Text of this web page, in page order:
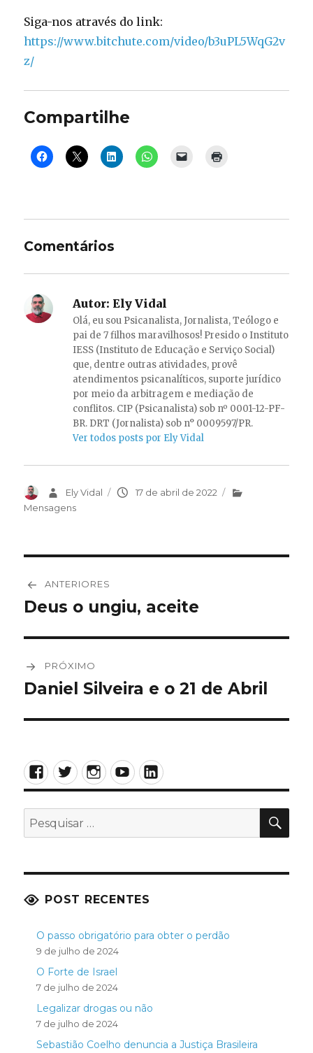
Siga-nos através do link:
https://www.bitchute.com/video/b3uPL5WqG2v
z/
Compartilhe
Comentários
Autor: Ely Vidal
Olá, eu sou Psicanalista, Jornalista, Teólogo e
pai de 7 filhos maravilhosos! Presido o Instituto
IESS (Instituto de Educação e Serviço Social)
que, dentre outras atividades, provê
atendimentos psicanalíticos, suporte jurídico
por meio da arbitragem e mediação de
conflitos. CIP (Psicanalista) sob nº 0001-12-PF-
BR. DRT (Jornalista) sob n° 0009597/PR.
Ver todos posts por Ely Vidal
AutorEly Vidal
Publicado
17 de abril de 2022
Categorias
Mensagens
de
ANTERIORES
Post
Deus o ungiu, aceite
PRÓXIMO
Próximo
Daniel Silveira e o 21 de Abril
Facebook
TwitterInstagram
YouTubeLinkedIn
Pesquisar
POST RECENTES
O passo obrigatório para obter o perdão
9 de julho de 2024
O Forte de Israel
7 de julho de 2024
Legalizar drogas ou não
7 de julho de 2024
Sebastião Coelho denuncia a Justiça Brasileira